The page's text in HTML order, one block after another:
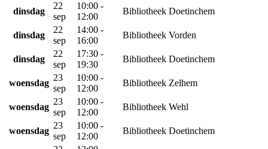
dinsdag
22
sep
10:00 -
12:00
Bibliotheek Doetinchem
dinsdag
22
sep
14:00 -
16:00
Bibliotheek Vorden
dinsdag
22
sep
17:30 -
19:30
Bibliotheek Doetinchem
woensdag
23
sep
10:00 -
12:00
Bibliotheek Zelhem
woensdag
23
sep
10:00 -
12:00
Bibliotheek Wehl
woensdag
23
sep
10:00 -
12:00
Bibliotheek Doetinchem